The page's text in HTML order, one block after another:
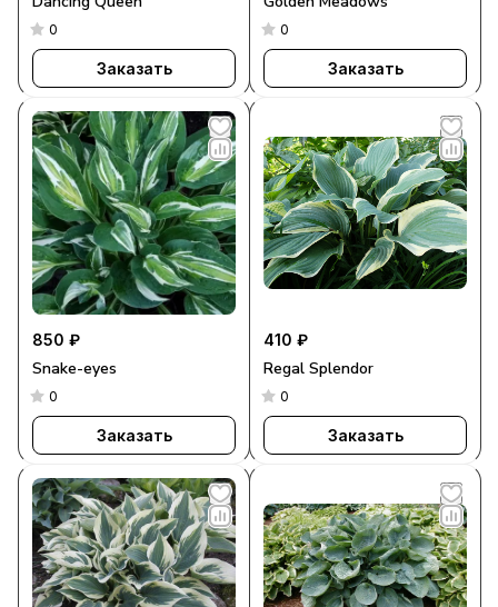
0
Заказать
0
Заказать
850 ₽
Snake-eyes
0
Заказать
410 ₽
Regal Splendor
0
Заказать